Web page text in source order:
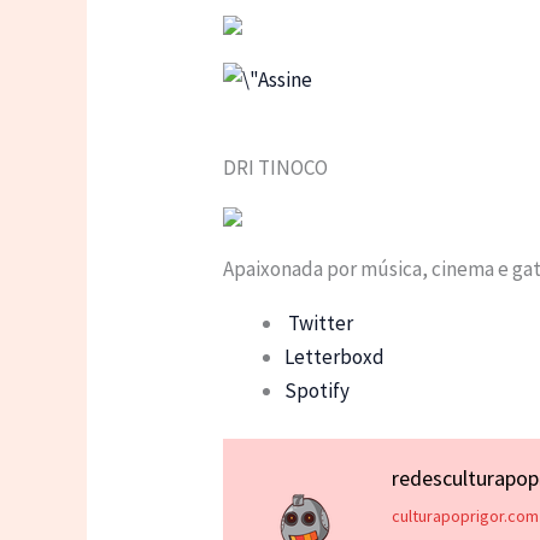
DRI TINOCO
Apaixonada por música, cinema e
Twitter
Letterboxd
Spotify
culturapoprigor.com